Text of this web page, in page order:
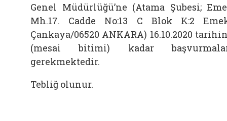
Genel Müdürlüğü’ne (Atama Şubesi;
Mh.17. Cadde No:13 C Blok K:2
Çankaya/06520 ANKARA) 16.10.2020
(mesai bitimi) kadar
gerekmektedir.
Tebliğ olunur.